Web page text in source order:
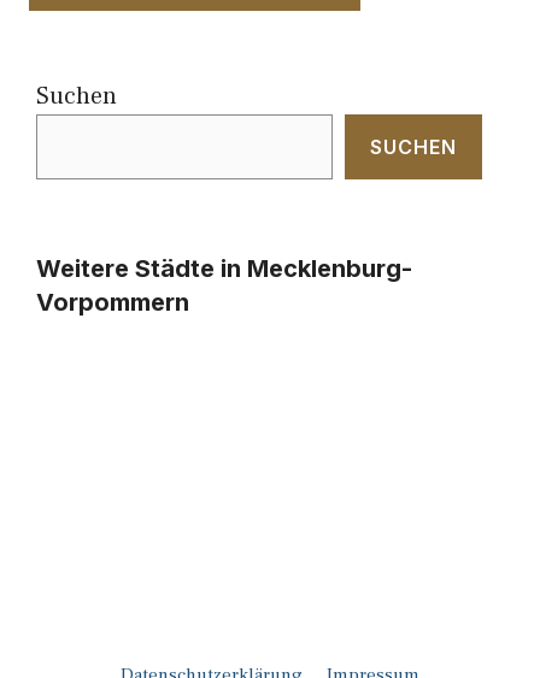
Suchen
SUCHEN
Weitere Städte in Mecklenburg-
Vorpommern